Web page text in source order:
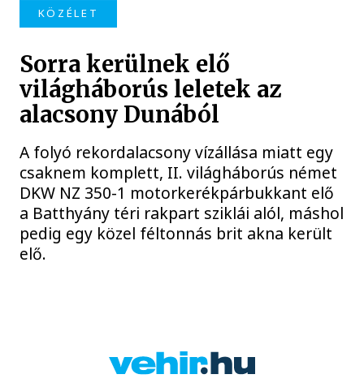
KÖZÉLET
Sorra kerülnek elő
világháborús leletek az
alacsony Dunából
A folyó rekordalacsony vízállása miatt egy
csaknem komplett, II. világháborús német
DKW NZ 350-1 motorkerékpárbukkant elő
a Batthyány téri rakpart sziklái alól, máshol
pedig egy közel féltonnás brit akna került
elő.